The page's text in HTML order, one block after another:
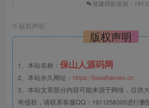
搭建同款添加：
© 版权声明
版权声明
1、本站名称： 保山人源码网
2、本站永久网址： https://baoshanren.cn
3、本站文章部分内容可能来源于网络，仅供
有侵权，请联系客服QQ：1911258305进行删